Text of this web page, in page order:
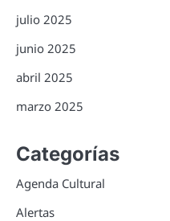
julio 2025
junio 2025
abril 2025
marzo 2025
Categorías
Agenda Cultural
Alertas